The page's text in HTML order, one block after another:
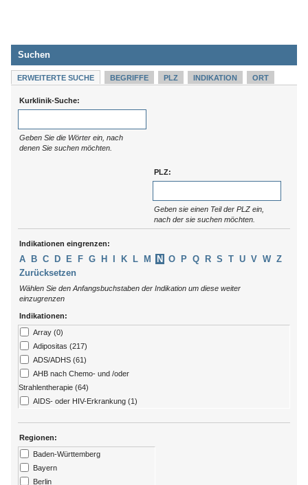
Suchen
ERWEITERTE SUCHE BEGRIFFE PLZ INDIKATION ORT
Kurklinik-Suche:
Geben Sie die Wörter ein, nach
denen Sie suchen möchten.
PLZ:
Geben sie einen Teil der PLZ ein,
nach der sie suchen möchten.
Indikationen eingrenzen:
A B C D E F G H K L M N O P Q R S T U V W Z
Zurücksetzen
Wählen Sie den Anfangsbuchstaben der Indikation um diese weiter
einzugrenzen
Indikationen:
Array (0)
Adipositas (217)
ADS/ADHS (61)
AHB nach Chemo- und /oder
Strahlentherapie (64)
AIDS- oder HIV-Erkrankung (1)
Alzheimer (13)
Amputation (176)
Angststörungen (273)
Regionen:
Baden-Württemberg
Bayern
Berlin